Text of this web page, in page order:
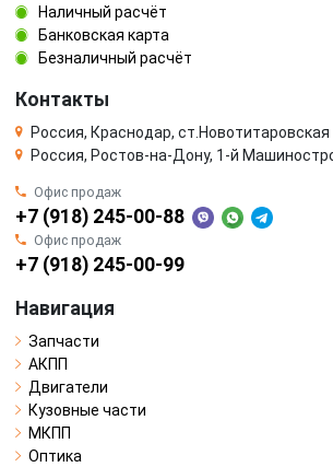
Наличный расчёт
Банковская карта
Безналичный расчёт
Контакты
Россия, Краснодар, ст.Новотитаровская
Россия, Ростов-на-Дону, 1-й
Офис продаж
+7 (918) 245-00-88
Офис продаж
+7 (918) 245-00-99
Навигация
Запчасти
АКПП
Двигатели
Кузовные части
МКПП
Оптика